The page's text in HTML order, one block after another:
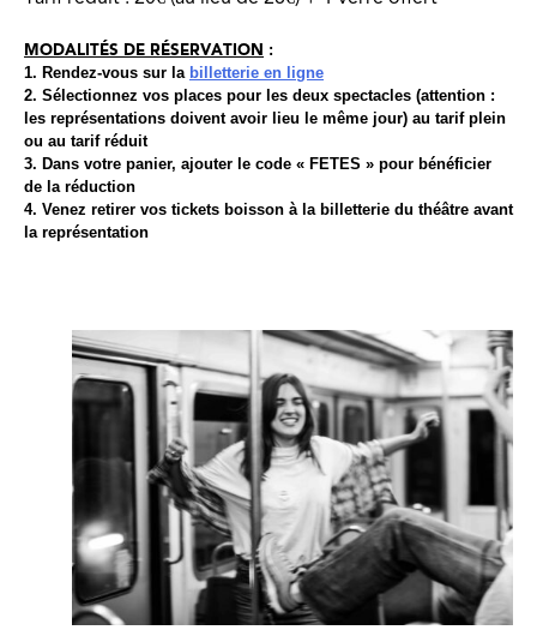
MODALITÉS DE RÉSERVATION :
1. Rendez-vous sur la billetterie en ligne
2. Sélectionnez vos places pour les deux spectacles (attention :
les représentations doivent avoir lieu le même jour) au tarif plein
ou au tarif réduit
3. Dans votre panier, ajouter le code « FETES » pour bénéficier
de la réduction
4. Venez retirer vos tickets boisson à la billetterie du théâtre avant
la représentation